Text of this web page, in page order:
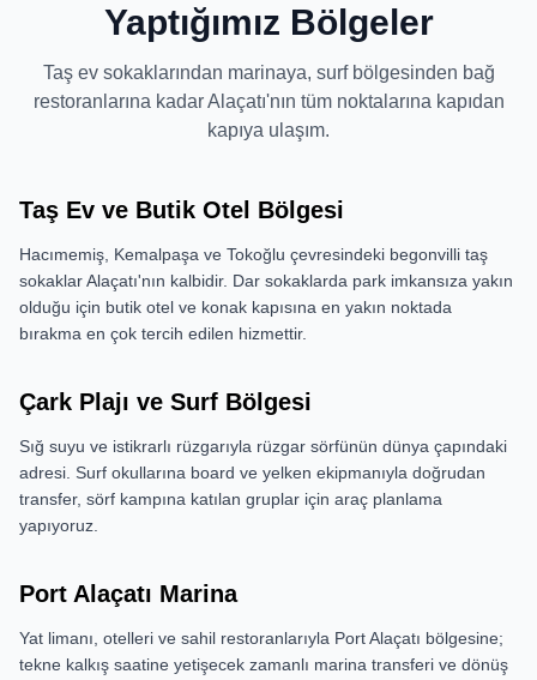
Yaptığımız Bölgeler
Taş ev sokaklarından marinaya, surf bölgesinden bağ
restoranlarına kadar Alaçatı'nın tüm noktalarına kapıdan
kapıya ulaşım.
Taş Ev ve Butik Otel Bölgesi
Hacımemiş, Kemalpaşa ve Tokoğlu çevresindeki begonvilli taş
sokaklar Alaçatı'nın kalbidir. Dar sokaklarda park imkansıza yakın
olduğu için butik otel ve konak kapısına en yakın noktada
bırakma en çok tercih edilen hizmettir.
Çark Plajı ve Surf Bölgesi
Sığ suyu ve istikrarlı rüzgarıyla rüzgar sörfünün dünya çapındaki
adresi. Surf okullarına board ve yelken ekipmanıyla doğrudan
transfer, sörf kampına katılan gruplar için araç planlama
yapıyoruz.
Port Alaçatı Marina
Yat limanı, otelleri ve sahil restoranlarıyla Port Alaçatı bölgesine;
tekne kalkış saatine yetişecek zamanlı marina transferi ve dönüş